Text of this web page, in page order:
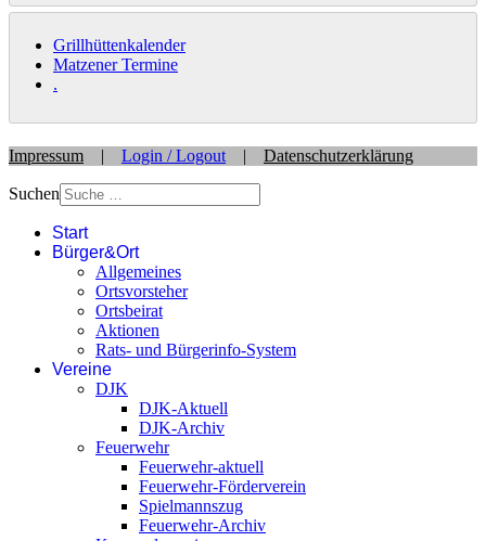
Grillhüttenkalender
Matzener Termine
.
Impressum | Login / Logout | Datenschutzerklärung
Suchen
Start
Bürger&Ort
Allgemeines
Ortsvorsteher
Ortsbeirat
Aktionen
Rats- und Bürgerinfo-System
Vereine
DJK
DJK-Aktuell
DJK-Archiv
Feuerwehr
Feuerwehr-aktuell
Feuerwehr-Förderverein
Spielmannszug
Feuerwehr-Archiv